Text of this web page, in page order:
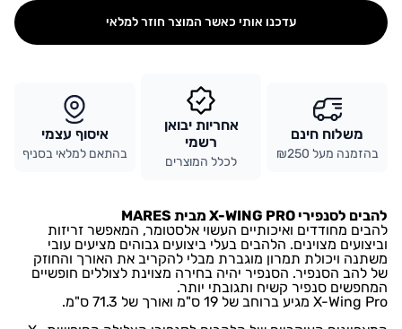
עדכנו אותי כאשר המוצר חוזר למלאי
משלוח חינם
בהזמנה מעל ₪250
אחריות יבואן
רשמי
לכלל המוצרים
איסוף עצמי
בהתאם למלאי בסניף
להבים לסנפירי X-WING PRO מבית MARES
להבים מחודדים ואיכותיים העשוי אלסטומר, המאפשר זריזות
וביצועים מצוינים. הלהבים בעלי ביצועים גבוהים מציעים עובי
משתנה ויכולת תמרון מוגברת מבלי להקריב את האורך והחוזק
של להב הסנפיר. הסנפיר יהיה בחירה מצוינת לצוללים חופשיים
המחפשים סנפיר קשיח ותגובתי יותר.
X-Wing Pro מגיע ברוחב של 19 ס"מ ואורך של 71.3 ס"מ.